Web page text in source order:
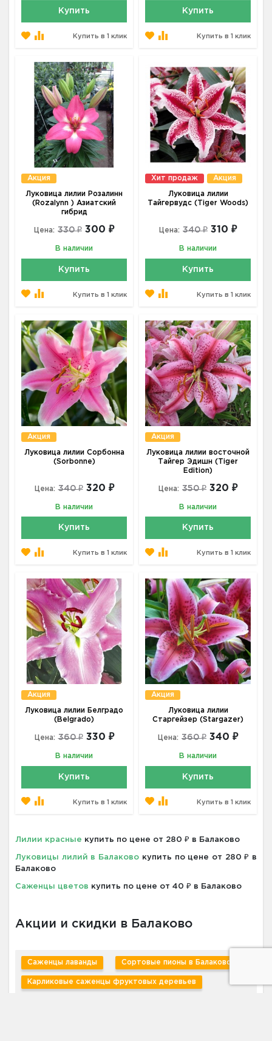
Купить
Купить в 1 клик
Купить
Купить в 1 клик
Акция
Луковица лилии Розалинн
(Rozalynn ) Азиатский
гибрид
Цена: 330 ₽ 300 ₽
В наличии
Купить
Купить в 1 клик
Хит продаж Акция
Луковица лилии
Тайгервудс (Tiger Woods)
Цена: 340 ₽ 310 ₽
В наличии
Купить
Купить в 1 клик
Акция
Луковица лилии Сорбонна
(Sorbonne)
Цена: 340 ₽ 320 ₽
В наличии
Купить
Купить в 1 клик
Акция
Луковица лилии восточной
Тайгер Эдишн (Tiger
Edition)
Цена: 350 ₽ 320 ₽
В наличии
Купить
Купить в 1 клик
Акция
Луковица лилии Белградо
(Belgrado)
Цена: 360 ₽ 330 ₽
В наличии
Купить
Купить в 1 клик
Акция
Луковица лилии
Старгейзер (Stargazer)
Цена: 360 ₽ 340 ₽
В наличии
Купить
Купить в 1 клик
Лилии красные купить по цене от 280 ₽ в Балаково
Луковицы лилий в Балаково купить по цене от 280 ₽ в
Балаково
Саженцы цветов купить по цене от 40 ₽ в Балаково
Акции и скидки в Балаково
Саженцы лаванды Сортовые пионы в Балаково
Карликовые саженцы фруктовых деревьев